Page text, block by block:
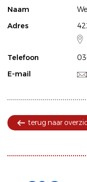
Naam
Adres
Telefoon
E-mail
terug naar